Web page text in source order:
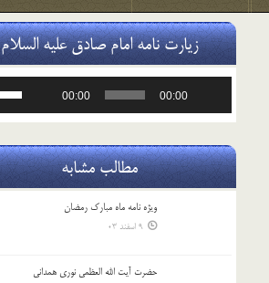
زیارت نامه امام صادق علیه السلام
00:00
00:00
مطالب مشابه
ویژه نامه ماه مبارک رمضان
9 اسفند 03
حضرت آیت الله العظمی نوری همدانی